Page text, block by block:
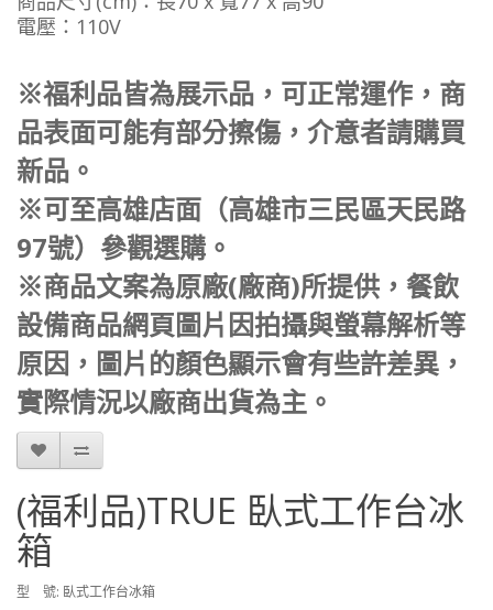
電壓：110V
※福利品皆為展示品，可正常運作，商
品表面可能有部分擦傷，介意者請購買
新品。
※可至高雄店面（高雄市三民區天民路
97號）參觀選購。
※商品文案為原廠(廠商)所提供，餐飲
設備商品網頁圖片因拍攝與螢幕解析等
原因，圖片的顏色顯示會有些許差異，
實際情況以廠商出貨為主。
(福利品)TRUE 臥式工作台冰
箱
型 號: 臥式工作台冰箱